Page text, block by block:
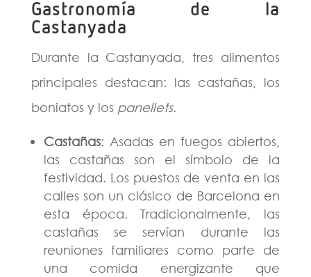
Gastronomía de la
Castanyada
Durante la Castanyada, tres alimentos
principales destacan: las castañas, los
boniatos y los panellets.
Castañas: Asadas en fuegos abiertos,
las castañas son el símbolo de la
festividad. Los puestos de venta en las
calles son un clásico de Barcelona en
esta época. Tradicionalmente, las
castañas se servían durante las
reuniones familiares como parte de
una comida energizante que